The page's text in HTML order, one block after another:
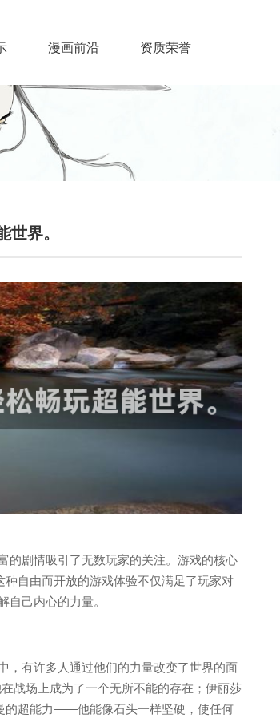
漫画前沿 资质荣誉
界。
的剧情吸引了无数玩家的关注。游戏的核心
种自由而开放的游戏体验不仅满足了玩家对
自己内心的力量。
，有许多人通过他们的力量改变了世界的面
战场上成为了一个无所不能的存在；伊丽莎
的超能力——他能像石头一样坚硬，使任何